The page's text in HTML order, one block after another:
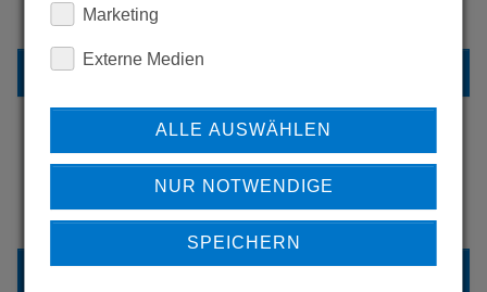
UNSERE REFERENZEN
REFERENZEN
HABEN SIE FRAGEN?
KONTAKTIEREN SIE UNS
KONTAKT
Marketing
Externe Medien
ALLE AUSWÄHLEN
NUR NOTWENDIGE
SPEICHERN